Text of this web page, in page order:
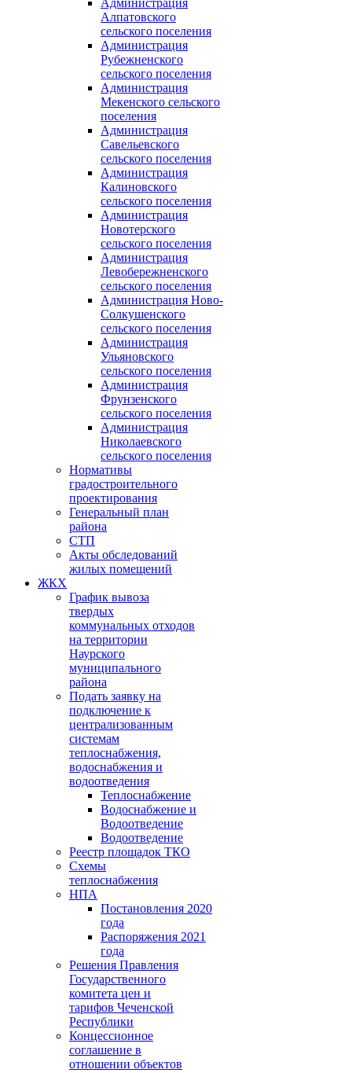
Администрация
Алпатовского
сельского поселения
Администрация
Рубежненского
сельского поселения
Администрация
Мекенского сельского
поселения
Администрация
Савельевского
сельского поселения
Администрация
Калиновского
сельского поселения
Администрация
Новотерского
сельского поселения
Администрация
Левобережненского
сельского поселения
Администрация Ново-
Солкушенского
сельского поселения
Администрация
Ульяновского
сельского поселения
Администрация
Фрунзенского
сельского поселения
Администрация
Николаевского
сельского поселения
Нормативы
градостроительного
проектирования
Генеральный план
района
СТП
Акты обследований
жилых помещений
ЖКХ
График вывоза
твердых
коммунальных отходов
на территории
Наурского
муниципального
района
Подать заявку на
подключение к
централизованным
системам
теплоснабжения,
водоснабжения и
водоотведения
Теплоснабжение
Водоснабжение и
Водоотведение
Водоотведение
Реестр площадок ТКО
Схемы
теплоснабжения
НПА
Постановления 2020
года
Распоряжения 2021
года
Решения Правления
Государственного
комитета цен и
тарифов Чеченской
Республики
Концессионное
соглашение в
отношении объектов